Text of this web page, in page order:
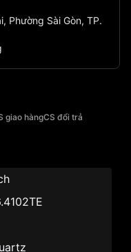
Phường Sài Gòn, TP.
giao hàngCS đổi trả